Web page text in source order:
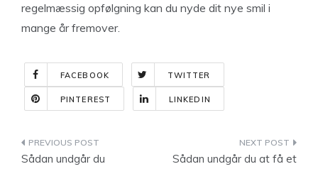
regelmæssig opfølgning kan du nyde dit nye smil i
mange år fremover.
FACEBOOK TWITTER
PINTEREST LINKEDIN
Indlægsnavigation
Sådan undgår du
Sådan undgår du at få et